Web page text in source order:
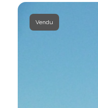
agence
BiensVendu